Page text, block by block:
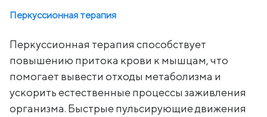
Перкуссионная терапия
Перкуссионная терапия способствует
повышению притока крови к мышцам, что
помогает вывести отходы метаболизма и
ускорить естественные процессы заживления
организма. Быстрые пульсирующие движения